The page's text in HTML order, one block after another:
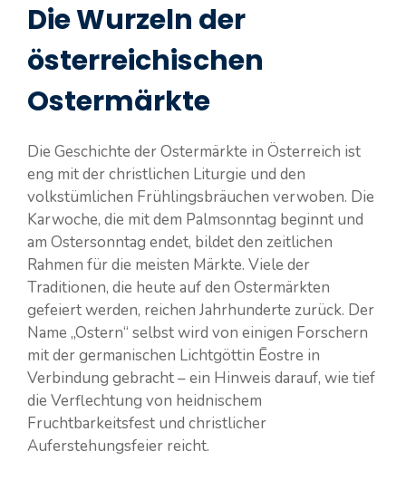
Die Wurzeln der
österreichischen
Ostermärkte
Die Geschichte der Ostermärkte in Österreich ist
eng mit der christlichen Liturgie und den
volkstümlichen Frühlingsbräuchen verwoben. Die
Karwoche, die mit dem Palmsonntag beginnt und
am Ostersonntag endet, bildet den zeitlichen
Rahmen für die meisten Märkte. Viele der
Traditionen, die heute auf den Ostermärkten
gefeiert werden, reichen Jahrhunderte zurück. Der
Name „Ostern“ selbst wird von einigen Forschern
mit der germanischen Lichtgöttin Ēostre in
Verbindung gebracht – ein Hinweis darauf, wie tief
die Verflechtung von heidnischem
Fruchtbarkeitsfest und christlicher
Auferstehungsfeier reicht.